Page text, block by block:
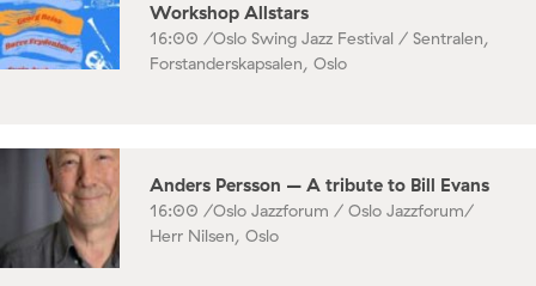
Workshop Allstars
16:00 /Oslo Swing Jazz Festival / Sentralen,
Forstanderskapsalen, Oslo
Anders Persson – A tribute to Bill Evans
16:00 /Oslo Jazzforum / Oslo Jazzforum/
Herr Nilsen, Oslo